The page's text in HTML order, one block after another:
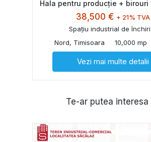
Hala pentru producție + birouri
38,500 € + 21% TVA
Spațiu industrial de
Nord, Timisoara
10,000 mp
Vezi mai multe detalii
Te-ar putea interesa